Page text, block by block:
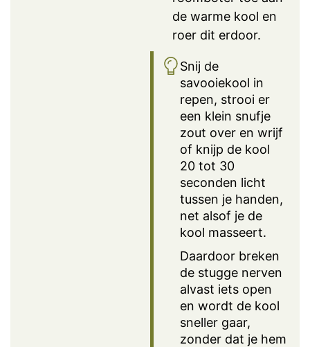
de warme kool en
roer dit erdoor.
Snij de
savooiekool in
repen, strooi er
een klein snufje
zout over en wrijf
of knijp de kool
20 tot 30
seconden licht
tussen je handen,
net alsof je de
kool masseert.
Daardoor breken
de stugge nerven
alvast iets open
en wordt de kool
sneller gaar,
zonder dat je hem